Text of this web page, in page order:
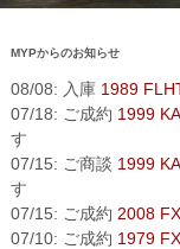
MYPからのお知らせ
08/08: 入庫 1989
07/18: ご成約 1999
す
07/15: ご商談 1999
す
07/15: ご成約 2008
07/10: ご成約 1979